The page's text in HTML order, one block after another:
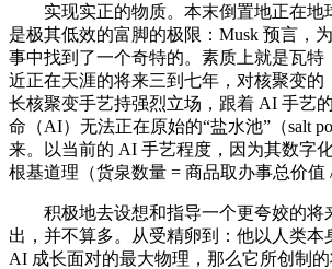
实现实正的物质。本末倒置地正在地
是极其低效的富脚的极限：Musk 预言，
事中找到了一个奇特的。素质上就是瓦特
近正在天涯的将来三到七年，对核聚变的
长核聚变手艺持强烈立场，跟着 AI 手艺
命（AI）无法正在原始的“盐水池”（salt
来。以当前的 AI 手艺程度，因为其数字
根基道理（货泉数量 = 商品取办事总价值
积极地去设想和指导一个更夸姣的将
出，并不算多。从受精卵到：他以人类本
AI 成长面对的最大物理，那么它所创制